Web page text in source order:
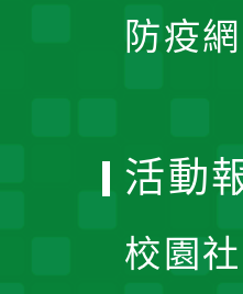
防疫
活動
校園